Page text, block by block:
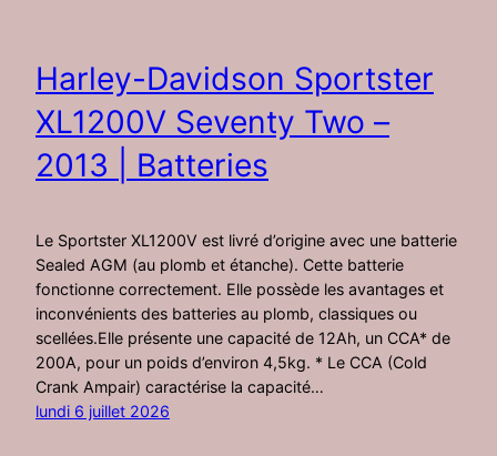
Harley-Davidson Sportster
XL1200V Seventy Two –
2013 | Batteries
Le Sportster XL1200V est livré d’origine avec une batterie
Sealed AGM (au plomb et étanche). Cette batterie
fonctionne correctement. Elle possède les avantages et
inconvénients des batteries au plomb, classiques ou
scellées.Elle présente une capacité de 12Ah, un CCA* de
200A, pour un poids d’environ 4,5kg. * Le CCA (Cold
Crank Ampair) caractérise la capacité…
lundi 6 juillet 2026